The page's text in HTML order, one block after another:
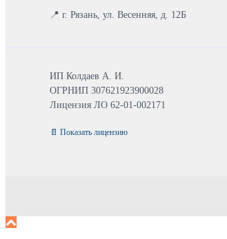
📍 г. Рязань, ул. Весенняя, д. 12Б
ИП Колдаев А. И.
ОГРНИП 307621923900028
Лицензия ЛО 62-01-002171
📄 Показать лицензию